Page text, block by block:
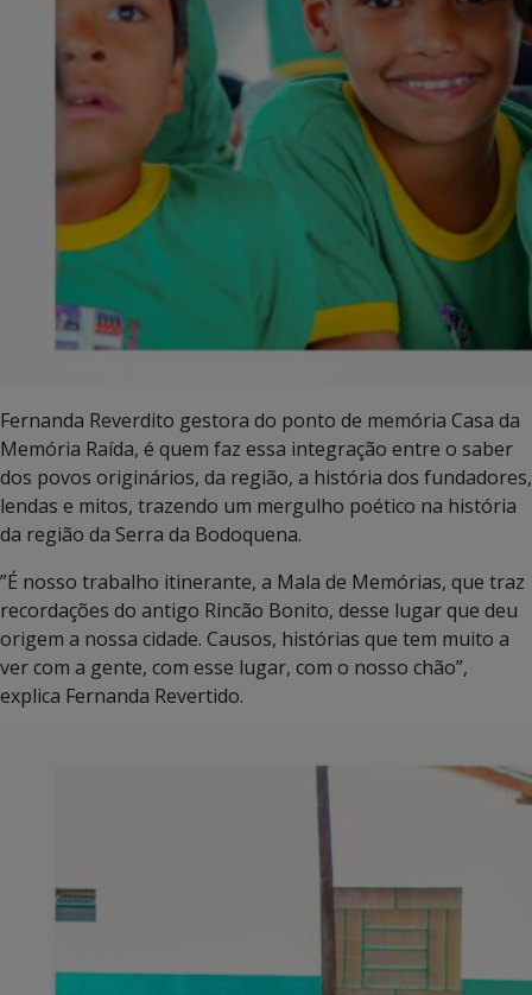
Fernanda Reverdito gestora do ponto de memória Casa da
Memória Raída, é quem faz essa integração entre o saber
dos povos originários, da região, a história dos fundadores,
lendas e mitos, trazendo um mergulho poético na história
da região da Serra da Bodoquena.
”É nosso trabalho itinerante, a Mala de Memórias, que traz
recordações do antigo Rincão Bonito, desse lugar que deu
origem a nossa cidade. Causos, histórias que tem muito a
ver com a gente, com esse lugar, com o nosso chão”,
explica Fernanda Revertido.